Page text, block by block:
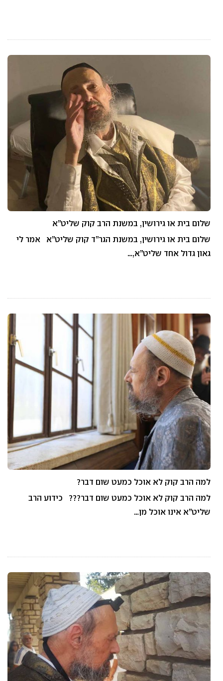
שלום בית או גירושין, במשנת הרב קוק שליט”א
שלום בית או גירושין, במשנת הגר”ד קוק שליט”א אמר לי
גאון גדול אחד שליט”א,…
למה הרב קוק לא אוכל כמעט שום דבר?
למה הרב קוק לא אוכל כמעט שום דבר??? כידוע הרב
שליט”א אינו אוכל מן…